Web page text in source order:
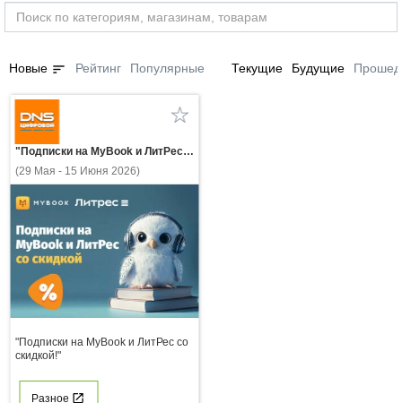
Новые sort Рейтинг Популярные Текущие Будущие
"Подписки на MyBook и ЛитРес со скидкой!"
(29 Мая - 15 Июня 2026)
"Подписки на MyBook и ЛитРес со
скидкой!"
Разное